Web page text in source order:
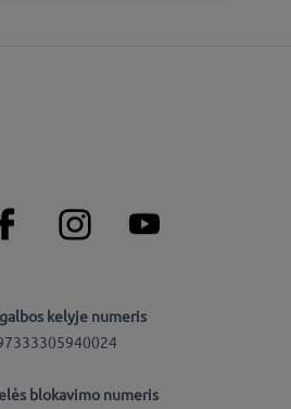
kelyje numeris
blokavimo numeris